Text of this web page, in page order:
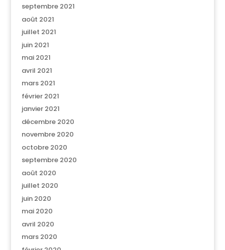
septembre 2021
août 2021
juillet 2021
juin 2021
mai 2021
avril 2021
mars 2021
février 2021
janvier 2021
décembre 2020
novembre 2020
octobre 2020
septembre 2020
août 2020
juillet 2020
juin 2020
mai 2020
avril 2020
mars 2020